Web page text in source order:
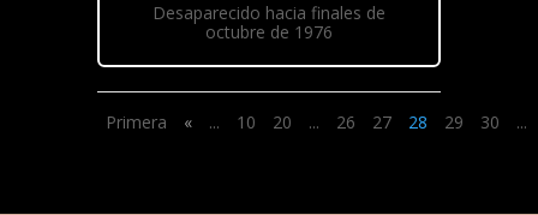
Desaparecido hacia finales de
octubre de 1976
Primera « ... 10 20 ... 26 27 28 29 30 ...